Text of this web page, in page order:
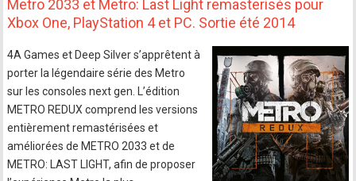
Metro 2033 et Metro: Last Light remasterisés pour
Xbox One, PlayStation 4 et PC. Sortie été 2014
4A Games et Deep Silver s’apprêtent à
porter la légendaire série des Metro
sur les consoles next gen. L’édition
METRO REDUX comprend les versions
entièrement remastérisées et
améliorées de METRO 2033 et de
METRO: LAST LIGHT, afin de proposer